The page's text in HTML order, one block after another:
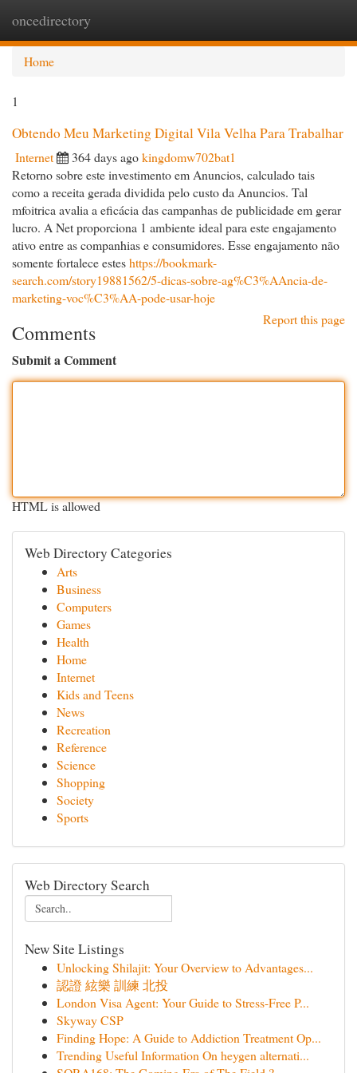
oncedirectory
Home
1
Obtendo Meu Marketing Digital Vila Velha Para Trabalhar
Internet 364 days agokingdomw702bat1
Retorno sobre este investimento em Anuncios, calculado tais
como a receita gerada dividida pelo custo da Anuncios. Tal
mfoitrica avalia a eficácia das campanhas de publicidade em gerar
lucro. A Net proporciona 1 ambiente ideal para este engajamento
ativo entre as companhias e consumidores. Esse engajamento não
somente fortalece esteshttps://bookmark-
search.com/story19881562/5-dicas-sobre-ag%C3%AAncia-de-
marketing-voc%C3%AA-pode-usar-hoje
Report this page
Comments
Submit a Comment
HTML is allowed
Web Directory Categories
Arts
Business
Computers
Games
Health
Home
Internet
Kids and Teens
News
Recreation
Reference
Science
Shopping
Society
Sports
Web Directory Search
New Site Listings
Unlocking Shilajit: Your Overview to Advantages...
認證 絃樂 訓練 北投
London Visa Agent: Your Guide to Stress-Free P...
Skyway CSP
Finding Hope: A Guide to Addiction Treatment Op...
Trending Useful Information On heygen alternati...